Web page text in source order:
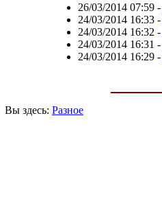
26/03/2014 07:59-
24/03/2014 16:33-
24/03/2014 16:32 -
24/03/2014 16:31 -
24/03/2014 16:29-
Вы здесь: Разное